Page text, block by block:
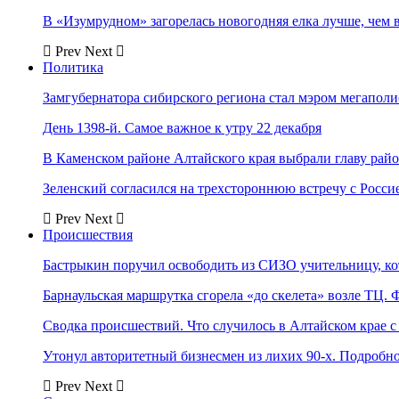
В «Изумрудном» загорелась новогодняя елка лучше,
Prev Next
Политика
Замгубернатора сибирского региона стал мэром
День 1398-й. Самое важное к утру 22 декабря
В Каменском районе Алтайского края выбрали главу
Зеленский согласился на трехстороннюю встречу с
Prev Next
Происшествия
Бастрыкин поручил освободить из СИЗО учительницу,
Барнаульская маршрутка сгорела «до скелета» возле ТЦ.
Сводка происшествий. Что случилось в Алтайском крае с
Утонул авторитетный бизнесмен из лихих 90-х.
Prev Next